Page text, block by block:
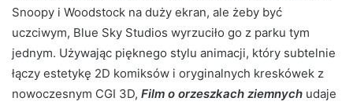
Snoopy i Woodstock na duży ekran, ale żeby być
uczciwym, Blue Sky Studios wyrzuciło go z parku tym
jednym. Używając pięknego stylu animacji, który subtelnie
łączy estetykę 2D komiksów i oryginalnych kreskówek z
nowoczesnym CGI 3D, Film o orzeszkach ziemnych udaje